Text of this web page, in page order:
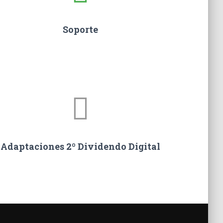
Soporte
Adaptaciones 2º Dividendo Digital